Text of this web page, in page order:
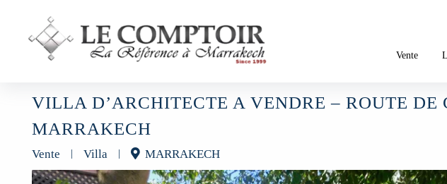
Vente
VILLA D’ARCHITECTE A VENDRE – ROUTE DE
MARRAKECH
Vente | Villa | MARRAKECH